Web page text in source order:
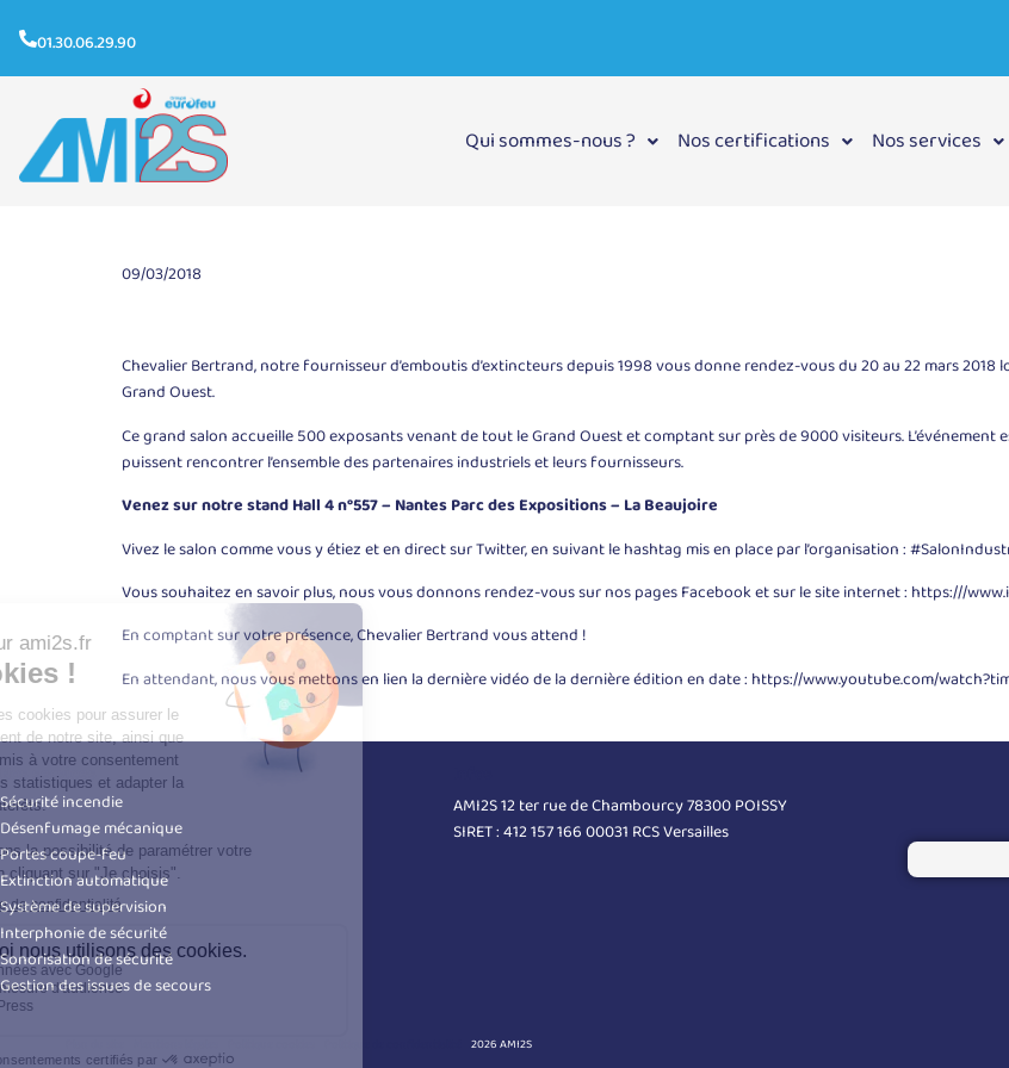
01.30.06.29.90
Qui sommes-nous ? Nos certifications Nos services
09/03/2018
Chevalier Bertrand, notre fournisseur d’emboutis d’extincteurs depuis 1998 vous donne rendez-vous du 20 au 22 mars
Grand Ouest.
Ce grand salon accueille 500 exposants venant de tout le Grand Ouest et comptant sur près de 9000 visiteurs.
puissent rencontrer l’ensemble des partenaires industriels et leurs fournisseurs.
Venez sur notre stand Hall 4 n°557 – Nantes Parc des Expositions – La Beaujoire
Vivez le salon comme vous y étiez et en direct sur Twitter, en suivant le hashtag mis en place par l’organisation :
Vous souhaitez en savoir plus, nous vous donnons rendez-vous sur nos pages Facebook et sur le site internet : https:///
En comptant sur votre présence, Chevalier Bertrand vous attend !
En attendant, nous vous mettons en lien la dernière vidéo de la dernière édition en date : https://www.youtube.com/
Nos services
Sécurité incendie
Désenfumage mécanique
Portes coupe-feu
Extinction automatique
Système de supervision
Interphonie de sécurité
Sonorisation de sécurité
Gestion des issues de secours
AMI2S 12 ter rue de Chambourcy 78300 POISSY
SIRET : 412 157 166 00031 RCS Versailles
2026 AMI2S